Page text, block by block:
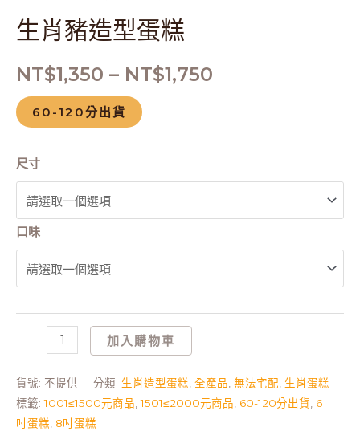
生肖豬造型蛋糕
NT$1,350 – NT$1,750
60-120分出貨
尺寸
口味
加入購物車
貨號: 不提供 分類: 生肖造型蛋糕, 全產品, 無法宅配, 生肖蛋糕
標籤:1001≤1500元商品,1501≤2000元商品, 60-120分出貨, 6
吋蛋糕, 8吋蛋糕